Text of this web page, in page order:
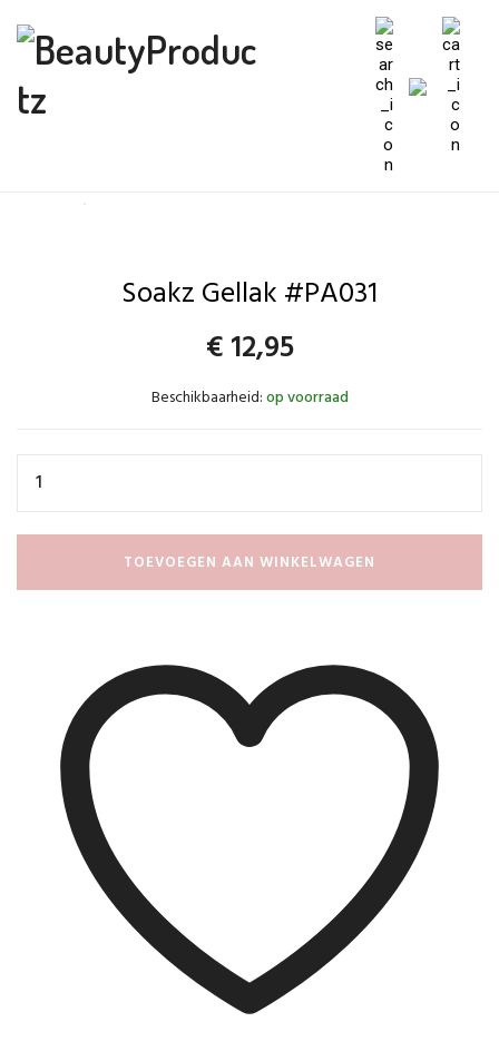
Soakz Gellak #PA031
€12,95
Beschikbaarheid:op voorraad
TOEVOEGEN AAN WINKELWAGEN